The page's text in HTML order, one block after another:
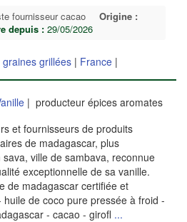
fournisseur cacao
Origine :
depuis : 29/05/2026
grillées | France |
| producteur épices aromates
et fournisseurs de produits
de madagascar, plus
ville de sambava, reconnue
exceptionnelle de sa vanille.
de madagascar certifiée et
de coco pure pressée à froid -
- cacao - girofl ...